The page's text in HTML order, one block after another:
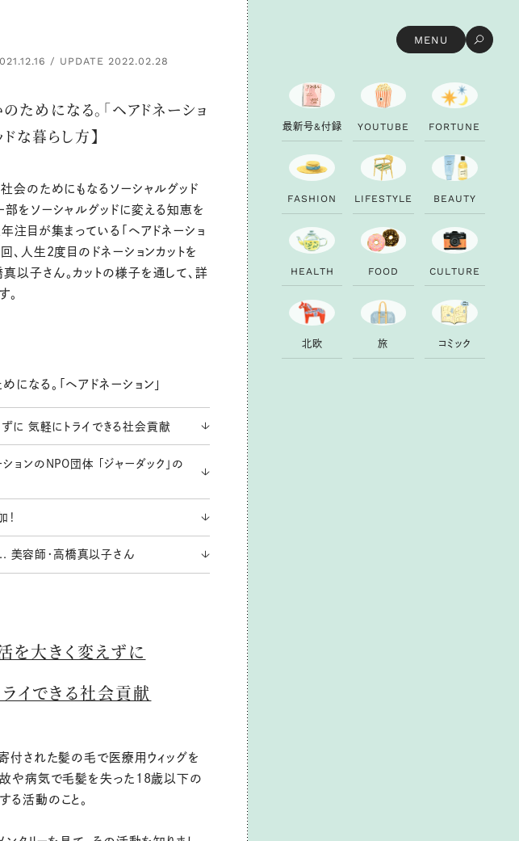
MENU
/ UPDATE 2022.02.28
ためになる。「ヘアドネーショ
ドな暮らし方】
社会のためにもなるソーシャルグッド
部をソーシャルグッドに変える知恵を
注目が集まっている「ヘアドネーショ
、人生2度目のドネーションカットを
以子さん。カットの様子を通して、詳
。
なる。「ヘアドネーション」
に 気軽にトライできる社会貢献
ョンのNPO団体 「ジャーダック」の
！
美容師・高橋真以子さん
を大きく変えずに
イできる社会貢献
付された髪の毛で医療用ウィッグを
故や病気で毛髪を失った18歳以下の
る活動のこと。
最新号&付録 YOUTU B E FORTU N E
FAS H ION LI FESTYLE B EAUTY
H EALTH FOOD CU LTU RE
北欧 旅 コ ミ ック